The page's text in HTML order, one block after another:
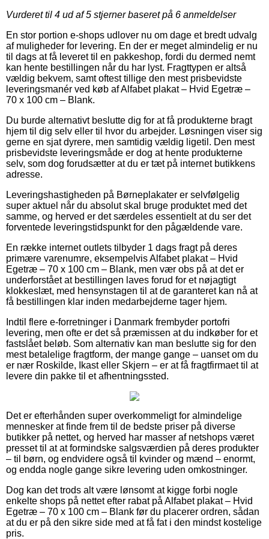
Vurderet til 4 ud af 5 stjerner baseret på 6 anmeldelser
En stor portion e-shops udlover nu om dage et bredt udvalg
af muligheder for levering. En der er meget almindelig er nu
til dags at få leveret til en pakkeshop, fordi du dermed nemt
kan hente bestillingen når du har lyst. Fragttypen er altså
vældig bekvem, samt oftest tillige den mest prisbevidste
leveringsmanér ved køb af Alfabet plakat – Hvid Egetræ –
70 x 100 cm – Blank.
Du burde alternativt beslutte dig for at få produkterne bragt
hjem til dig selv eller til hvor du arbejder. Løsningen viser sig
gerne en sjat dyrere, men samtidig vældig ligetil. Den mest
prisbevidste leveringsmåde er dog at hente produkterne
selv, som dog forudsætter at du er tæt på internet butikkens
adresse.
Leveringshastigheden på Børneplakater er selvfølgelig
super aktuel når du absolut skal bruge produktet med det
samme, og herved er det særdeles essentielt at du ser det
forventede leveringstidspunkt for den pågældende vare.
En række internet outlets tilbyder 1 dags fragt på deres
primære varenumre, eksempelvis Alfabet plakat – Hvid
Egetræ – 70 x 100 cm – Blank, men vær obs på at det er
underforstået at bestillingen laves forud for et nøjagtigt
klokkeslæt, med hensynstagen til at de garanteret kan nå at
få bestillingen klar inden medarbejderne tager hjem.
Indtil flere e-forretninger i Danmark frembyder portofri
levering, men ofte er det så præmissen at du indkøber for et
fastslået beløb. Som alternativ kan man beslutte sig for den
mest betalelige fragtform, der mange gange – uanset om du
er nær Roskilde, Ikast eller Skjern – er at få fragtfirmaet til at
levere din pakke til et afhentningssted.
Det er efterhånden super overkommeligt for almindelige
mennesker at finde frem til de bedste priser på diverse
butikker på nettet, og herved har masser af netshops været
presset til at at formindske salgsværdien på deres produkter
– til børn, og endvidere også til kvinder og mænd – enormt,
og endda nogle gange sikre levering uden omkostninger.
Dog kan det trods alt være lønsomt at kigge forbi nogle
enkelte shops på nettet efter rabat på Alfabet plakat – Hvid
Egetræ – 70 x 100 cm – Blank før du placerer ordren, sådan
at du er på den sikre side med at få fat i den mindst kostelige
pris.